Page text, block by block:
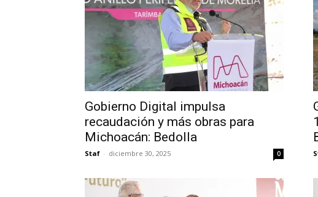
Gobierno Digital impulsa
recaudación y más obras para
Michoacán: Bedolla
Staf - diciembre 30, 2025 0